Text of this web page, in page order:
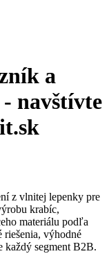
a
navštívte
z vlnitej lepenky pre
krabíc,
materiálu podľa
výhodné
každý segment B2B.